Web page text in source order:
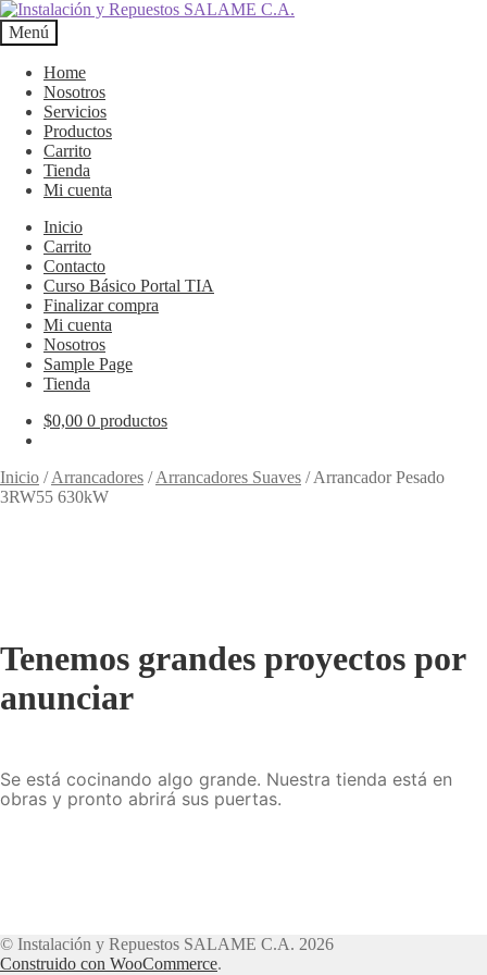
Ir
a
la
navegación
Ir
al
contenido
Menú
Home
Nosotros
Servicios
Productos
Carrito
Tienda
Mi cuenta
Inicio
Carrito
Contacto
Curso Básico Portal TIA
Finalizar compra
Mi cuenta
Nosotros
Sample Page
Tienda
$0,00 0 productos
Inicio /Arrancadores /Arrancadores Suaves /Arrancador Pesado
3RW55 630kW
Tenemos grandes proyectos por
anunciar
Se está cocinando algo grande. Nuestra tienda está en
obras y pronto abrirá sus puertas.
© Instalación y Repuestos SALAME C.A. 2026
Construido con WooCommerce.